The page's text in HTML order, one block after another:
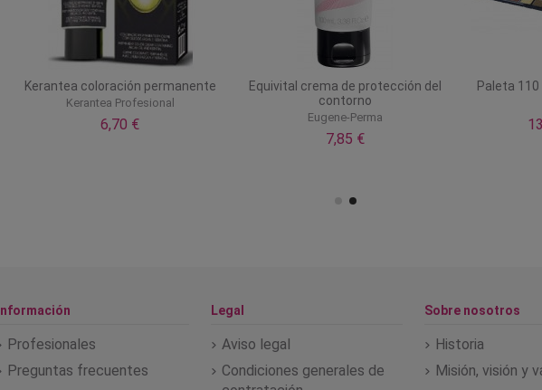
Kerantea coloración permanente
Kerantea Profesional
6,70 €
Equivital crema de protección del
contorno
Eugene-Perma
7,85 €
Paleta
Información
Profesionales
Preguntas frecuentes
Legal
Aviso legal
Condiciones generales de
Sobre nosotros
Historia
Misión, visión y